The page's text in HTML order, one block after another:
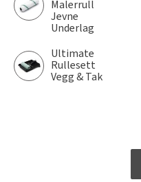
Malerrull
Jevne
Underlag
Ultimate
Rullesett
Vegg & Tak